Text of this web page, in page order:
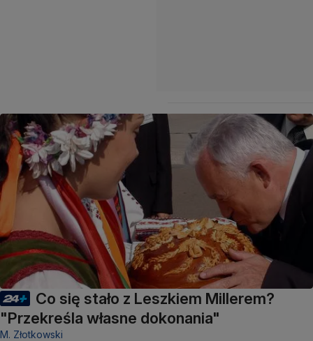
Co się stało z Leszkiem Millerem?
"Przekreśla własne dokonania"
M. Złotkowski